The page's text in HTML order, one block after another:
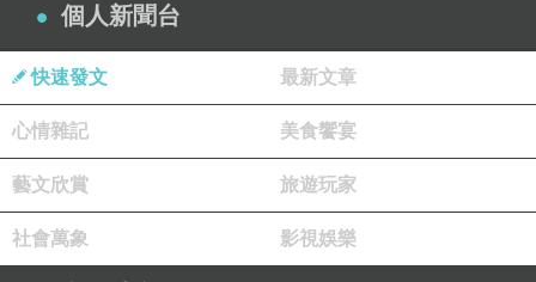
麼‥就有話題可以聊啦！）
話說到此，講個笑話給妳聽‥
阿文幫二妹〈雪惠〉，釘了幾個架子，好讓她
整理房間。
拉母親去「參觀」，一邊叫問道‥「妳看——我的
閨房，很漂亮吧!?」
個人新聞台
快速發文 最新文章
心情雜記 美食饗宴
藝文欣賞 旅遊玩家
社會萬象 影視娛樂